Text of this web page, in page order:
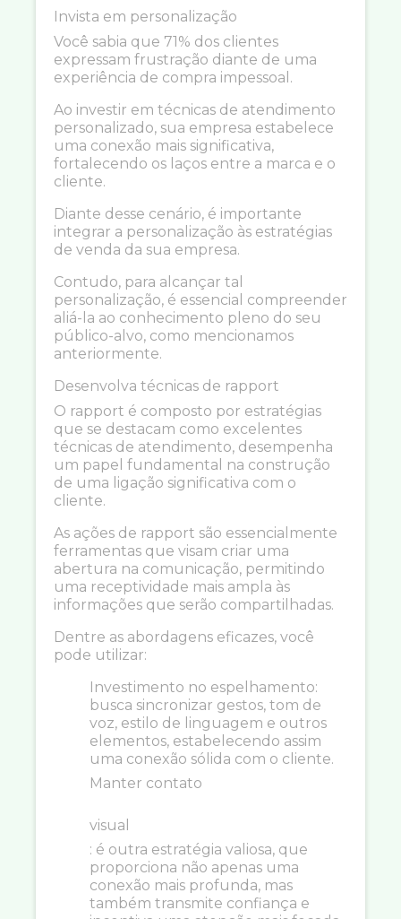
Invista em personalização
Você sabia que 71% dos clientes
expressam frustração diante de uma
experiência de compra impessoal.
Ao investir em técnicas de atendimento
personalizado, sua empresa estabelece
uma conexão mais significativa,
fortalecendo os laços entre a marca e o
cliente.
Diante desse cenário, é importante
integrar a personalização às estratégias
de venda da sua empresa.
Contudo, para alcançar tal
personalização, é essencial compreender
aliá-la ao conhecimento pleno do seu
público-alvo, como mencionamos
anteriormente.
Desenvolva técnicas de rapport
O rapport é composto por estratégias
que se destacam como excelentes
técnicas de atendimento, desempenha
um papel fundamental na construção
de uma ligação significativa com o
cliente.
As ações de rapport são essencialmente
ferramentas que visam criar uma
abertura na comunicação, permitindo
uma receptividade mais ampla às
informações que serão compartilhadas.
Dentre as abordagens eficazes, você
pode utilizar:
Investimento no espelhamento:
busca sincronizar gestos, tom de
voz, estilo de linguagem e outros
elementos, estabelecendo assim
uma conexão sólida com o cliente.
Manter contato
visual
: é outra estratégia valiosa, que
proporciona não apenas uma
conexão mais profunda, mas
também transmite confiança e